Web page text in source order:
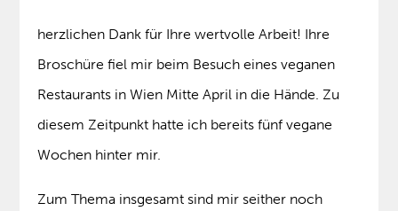
herzlichen Dank für Ihre wertvolle Arbeit! Ihre
Broschüre fiel mir beim Besuch eines veganen
Restaurants in Wien Mitte April in die Hände. Zu
diesem Zeitpunkt hatte ich bereits fünf vegane
Wochen hinter mir.
Zum Thema insgesamt sind mir seither noch